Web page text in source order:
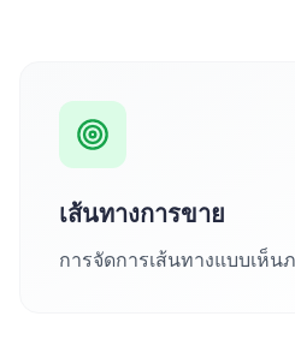
เส้นทางการขาย
การจัดการเส้นทางแบบเห็น